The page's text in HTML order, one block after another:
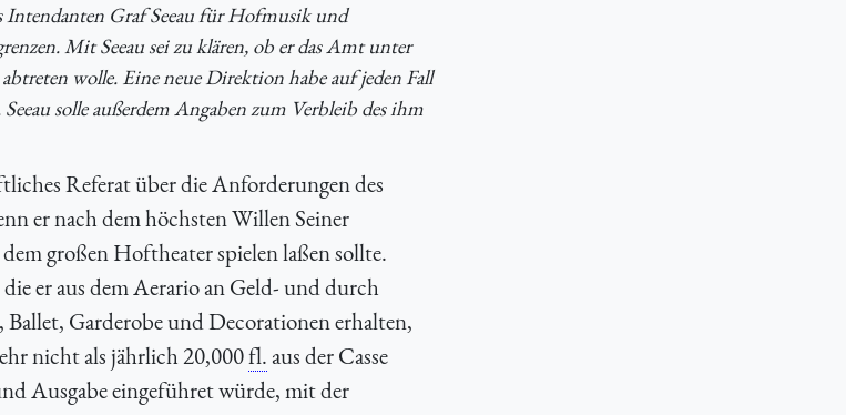
Intendanten Graf Seeau für Hofmusik und
Mit Seeau sei zu klären, ob er das Amt unter
wolle. Eine neue Direktion habe auf jeden Fall
solle außerdem Angaben zum Verbleib des ihm
Referat über die Anforderungen des
er nach dem höchsten Willen Seiner
großen Hoftheater spielen laßen sollte.
er aus dem Aerario an Geld- und durch
Garderobe und Decorationen erhalten,
nicht als jährlich 20,000fl.aus der Casse
Ausgabe eingeführet würde, mit der